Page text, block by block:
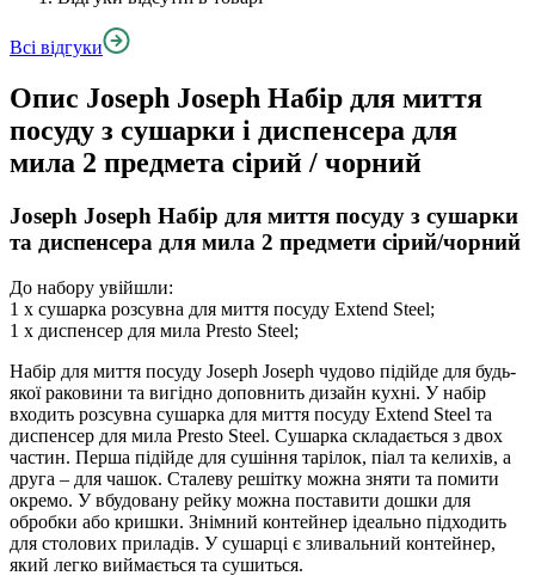
Всі відгуки
Опис Joseph Joseph Набір для миття
посуду з сушарки і диспенсера для
мила 2 предмета сірий / чорний
Joseph Joseph Набір для миття посуду з сушарки
та диспенсера для мила 2 предмети сірий/чорний
До набору увійшли:
1 х сушарка розсувна для миття посуду Extend Steel;
1 х диспенсер для мила Presto Steel;
Набір для миття посуду Joseph Joseph чудово підійде для будь-
якої раковини та вигідно доповнить дизайн кухні. У набір
входить розсувна сушарка для миття посуду Extend Steel та
диспенсер для мила Presto Steel. Сушарка складається з двох
частин. Перша підійде для сушіння тарілок, піал та келихів, а
друга – для чашок. Сталеву решітку можна зняти та помити
окремо. У вбудовану рейку можна поставити дошки для
обробки або кришки. Знімний контейнер ідеально підходить
для столових приладів. У сушарці є зливальний контейнер,
який легко виймається та сушиться.